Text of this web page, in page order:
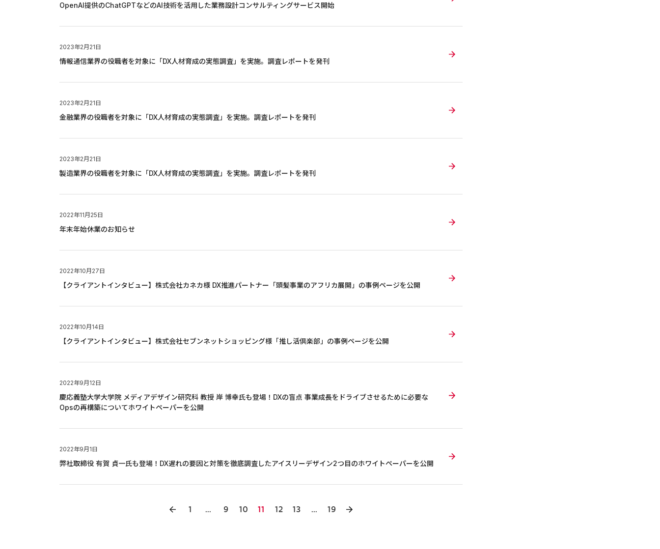
OpenAI提供のChatGPTなどのAI技術を活用した業務設計コンサルティングサービス開始
2023年2月21日
情報通信業界の役職者を対象に「DX人材育成の実態調査」を実施。調査レポートを発刊
2023年2月21日
金融業界の役職者を対象に「DX人材育成の実態調査」を実施。調査レポートを発刊
2023年2月21日
製造業界の役職者を対象に「DX人材育成の実態調査」を実施。調査レポートを発刊
2022年11月25日
年末年始休業のお知らせ
2022年10月27日
【クライアントインタビュー】株式会社カネカ様 DX推進パートナー「頭髪事業のアフリカ展開」の事例ページを公開
2022年10月14日
【クライアントインタビュー】株式会社セブンネットショッピング様「推し活倶楽部」の事例ページを公開
2022年9月12日
慶応義塾大学大学院 メディアデザイン研究科 教授 岸 博幸氏も登場！DXの盲点 事業成長をドライブさせるために必要な
Opsの再構築についてホワイトペーパーを公開
2022年9月1日
弊社取締役 有賀 貞一氏も登場！DX遅れの要因と対策を徹底調査したアイスリーデザイン2つ目のホワイトペーパーを公開
1 ... 9 10 11 12 13 ... 19